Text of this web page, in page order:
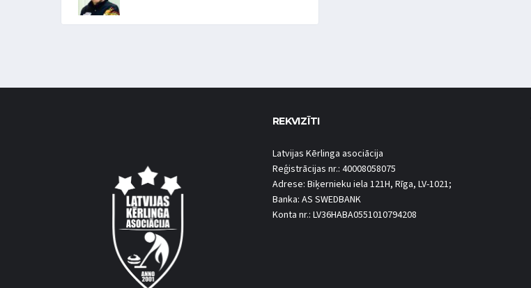
REKVIZĪTI
Latvijas Kērlinga asociācija
Reģistrācijas nr.: 40008058075
Adrese: Biķernieku iela 121H, Rīga, LV-1021;
Banka: AS SWEDBANK
Konta nr.: LV36HABA0551010794208